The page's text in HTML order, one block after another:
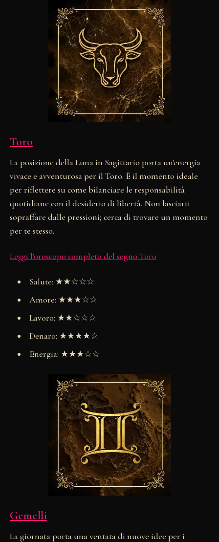
Toro
La posizione della Luna in Sagittario porta un'energia
vivace e avventurosa per il Toro. È il momento ideale
per riflettere su come bilanciare le responsabilità
quotidiane con il desiderio di libertà. Non lasciarti
sopraffare dalle pressioni; cerca di trovare un momento
per te stesso.
Leggi l'oroscopo completo del segno Toro
Salute: ★★☆☆☆
Amore: ★★★☆☆
Lavoro: ★★☆☆☆
Denaro: ★★★★☆
Energia: ★★★☆☆
Gemelli
La giornata porta una ventata di nuove idee per i